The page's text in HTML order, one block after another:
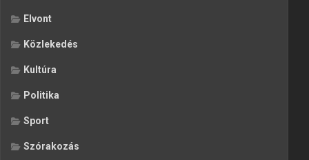
Elvont
Közlekedés
Kultúra
Politika
Sport
Szórakozás